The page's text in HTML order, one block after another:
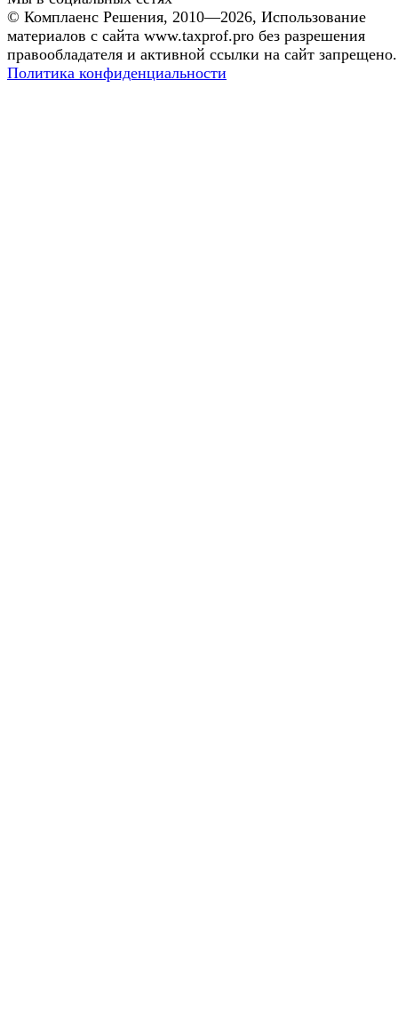
© Комплаенс Решения, 2010—2026, Использование
материалов с сайта www.taxprof.pro без разрешения
правообладателя и активной ссылки на сайт запрещено.
Политика конфиденциальности